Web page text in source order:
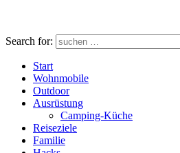
Search for:
Start
Wohnmobile
Outdoor
Ausrüstung
Camping-Küche
Reiseziele
Familie